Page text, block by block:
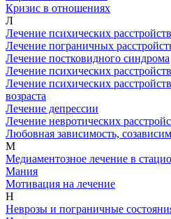
Кризис в отношениях
Л
Лечение психических расстройств
Лечение пограничных
Лечение постковидного синдрома
Лечение психических
Лечение психических
возраста
Лечение депрессии
Лечение невротических
Любовная зависимость,
М
Медиаментозное лечение в
Мания
Мотивация на лечение
Н
Неврозы и пограничные